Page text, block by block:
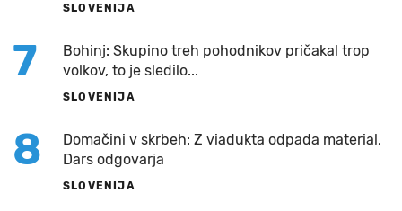
SLOVENIJA
7
Bohinj: Skupino treh pohodnikov pričakal trop
volkov, to je sledilo...
SLOVENIJA
8
Domačini v skrbeh: Z viadukta odpada material,
Dars odgovarja
SLOVENIJA